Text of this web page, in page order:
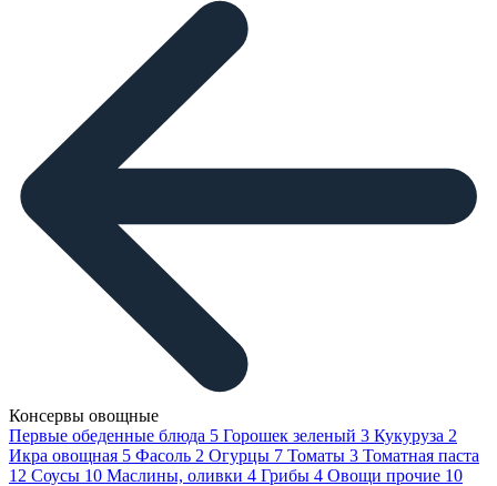
Консервы овощные
Первые обеденные блюда 5 Горошек зеленый 3 Кукуруза 2
Икра овощная 5 Фасоль 2 Огурцы 7 Томаты 3 Томатная паста
12 Соусы 10 Маслины, оливки 4 Грибы 4 Овощи прочие 10